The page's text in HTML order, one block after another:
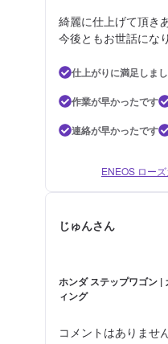
綺麗に仕上げて頂き
今後ともお世話にな
仕上がりに満足しま
作業が早かったです
連絡が早かったです
ENEOS ロー
じゅんさん
ホンダ ステップワゴン |
ィング
コメントはありませ